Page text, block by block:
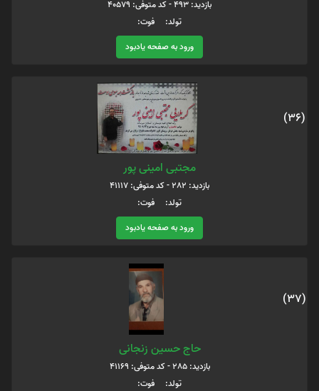
بازدید: 493 - کد متوفی: 40579
تولد: فوت:
ورود به صفحه یادبود
(36)
مجتبی امینی پور
بازدید: 282 - کد متوفی: 41117
تولد: فوت:
ورود به صفحه یادبود
(37)
حاج حسین زنجانی
بازدید: 285 - کد متوفی: 41169
تولد: فوت: